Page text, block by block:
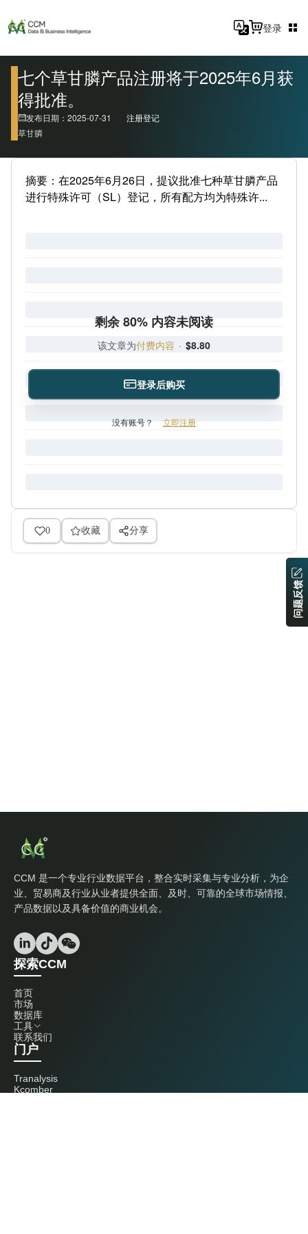
登录
七个草甘膦产品注册将于2025年6月获
得批准。
发布日期：2025-07-31
注册登记
草甘膦
摘要：在2025年6月26日，提议批准七种草甘膦产品
进行特殊许可（SL）登记，所有配方均为特殊许...
剩余 80% 内容未阅读
该文章为付费内容 · $8.80
登录后购买
没有账号？ 立即注册
0 收藏 分享
CCM 是一个专业行业数据平台，整合实时采集与专业分析，为企
业、贸易商及行业从业者提供全面、及时、可靠的全球市场情报、
产品数据以及具备价值的商业机会。
探索CCM
首页
市场
数据库
工具
联系我们
门户
Tranalysis
Kcomber
问题反馈